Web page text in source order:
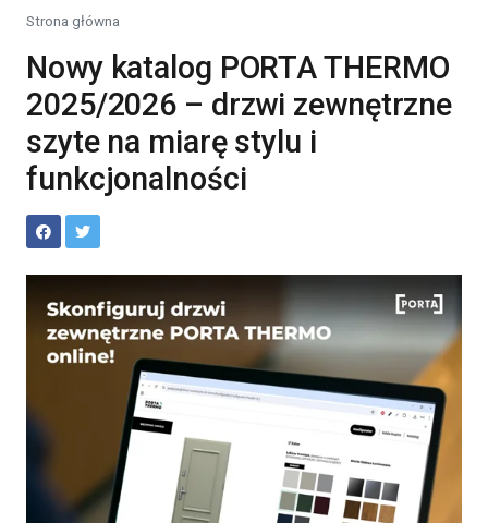
Strona główna
Nowy katalog PORTA THERMO
2025/2026 – drzwi zewnętrzne
szyte na miarę stylu i
funkcjonalności